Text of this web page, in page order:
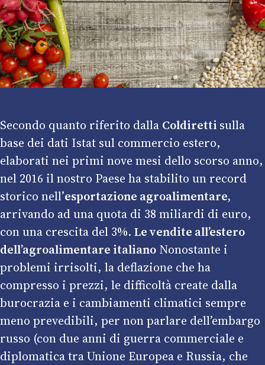
Secondo quanto riferito dalla Coldirettisulla
base dei dati Istat sul commercio estero,
elaborati nei primi nove mesi dello scorso anno,
nel 2016 il nostro Paese ha stabilito un record
storico nell’esportazione agroalimentare,
arrivando ad una quota di 38 miliardi di euro,
con una crescita del 3%. Le vendite all’estero
dell’agroalimentare italiano Nonostante i
problemi irrisolti, la deflazione che ha
compresso i prezzi, le difficoltà create dalla
burocrazia e i cambiamenti climatici sempre
meno prevedibili, per non parlare dell’embargo
russo (con due anni di guerra commerciale e
diplomatica tra Unione Europea e Russia, che